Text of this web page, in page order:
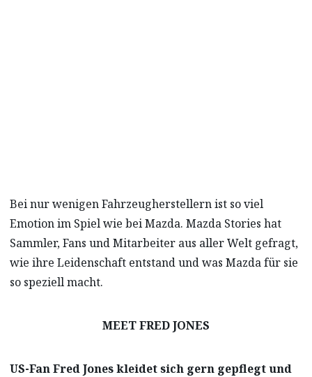
Bei nur wenigen Fahrzeugherstellern ist so viel
Emotion im Spiel wie bei Mazda. Mazda Stories hat
Sammler, Fans und Mitarbeiter aus aller Welt gefragt,
wie ihre Leidenschaft entstand und was Mazda für sie
so speziell macht.
MEET FRED JONES
US-Fan Fred Jones kleidet sich gern gepflegt und